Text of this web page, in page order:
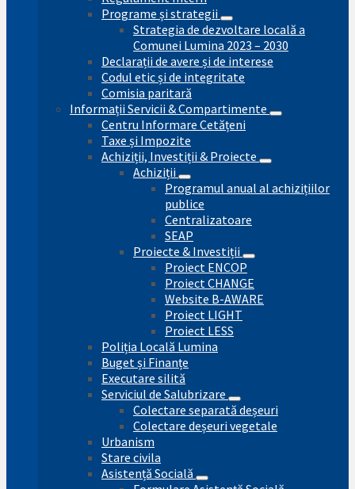
Programe și strategii
Strategia de dezvoltare locală a
Comunei Lumina 2023 – 2030
Declarații de avere și de interese
Codul etic și de integritate
Comisia paritară
Informații Servicii & Compartimente
Centru Informare Cetățeni
Taxe și Impozite
Achiziții, Investiții & Proiecte
Achiziții
Programul anual al achizițiilor
publice
Centralizatoare
SEAP
Proiecte & Investiții
Proiect ENCOP
Proiect CHANGE
Website B-AWARE
Proiect LIGHT
Proiect LESS
Poliția Locală Lumina
Buget și Finanțe
Executare silită
Serviciul de Salubrizare
Colectare separată deșeuri
Colectare deșeuri vegetale
Urbanism
Stare civila
Asistență Socială